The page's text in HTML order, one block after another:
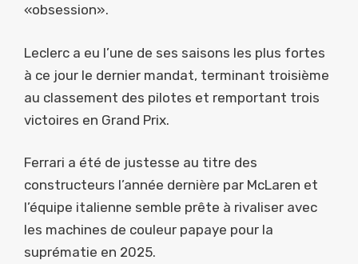
«obsession».
Leclerc a eu l’une de ses saisons les plus fortes
à ce jour le dernier mandat, terminant troisième
au classement des pilotes et remportant trois
victoires en Grand Prix.
Ferrari a été de justesse au titre des
constructeurs l’année dernière par McLaren et
l’équipe italienne semble prête à rivaliser avec
les machines de couleur papaye pour la
suprématie en 2025.